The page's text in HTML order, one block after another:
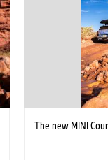
The new MINI